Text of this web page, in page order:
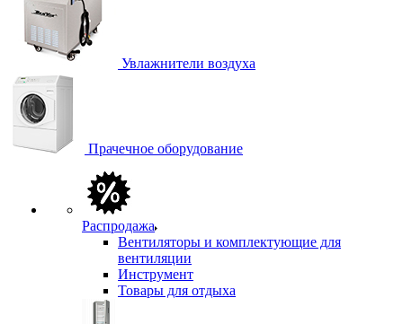
Увлажнители воздуха
Прачечное оборудование
Распродажа
Вентиляторы и комплектующие для
вентиляции
Инструмент
Товары для отдыха